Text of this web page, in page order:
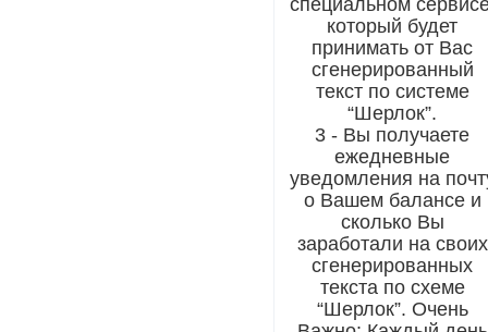
специальном
который будет
принимать от Вас
сгенерированный
текст по системе
“Шерлок”.
3 - Вы получаете
ежедневные
уведомления на
о Вашем балансе и
сколько Вы
заработали на своих
сгенерированных
текста по схеме
“Шерлок”. Очень